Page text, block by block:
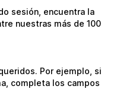
sesión, encuentra la
nuestras más de 100
Por ejemplo, si
completa los campos